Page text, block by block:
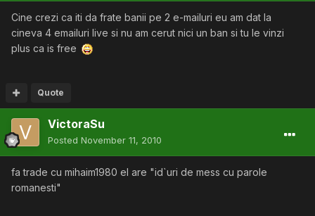
Cine crezi ca iti da frate banii pe 2 e-mailuri eu am dat la
cineva 4 emailuri live si nu am cerut nici un ban si tu le vinzi
plus ca is free
Quote
VictoraSu
Posted November 11, 2010
fa trade cu mihaim1980 el are "id`uri de mess cu parole
romanesti"